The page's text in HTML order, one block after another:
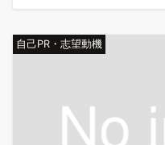
自己PR・志望動機